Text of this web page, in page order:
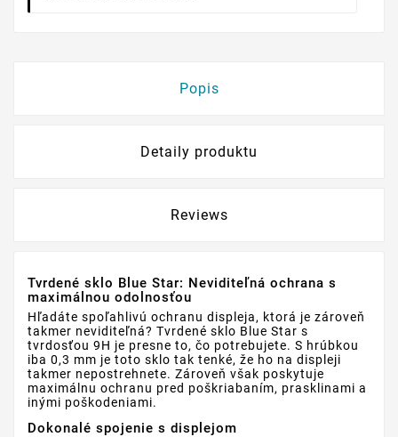
Popis
Detaily produktu
Reviews
Tvrdené sklo Blue Star: Neviditeľná ochrana s
maximálnou odolnosťou
Hľadáte spoľahlivú ochranu displeja, ktorá je zároveň
takmer neviditeľná? Tvrdené sklo Blue Star s
tvrdosťou 9H je presne to, čo potrebujete. S hrúbkou
iba 0,3 mm je toto sklo tak tenké, že ho na displeji
takmer nepostrehnete. Zároveň však poskytuje
maximálnu ochranu pred poškriabaním, prasklinami a
inými poškodeniami.
Dokonalé spojenie s displejom